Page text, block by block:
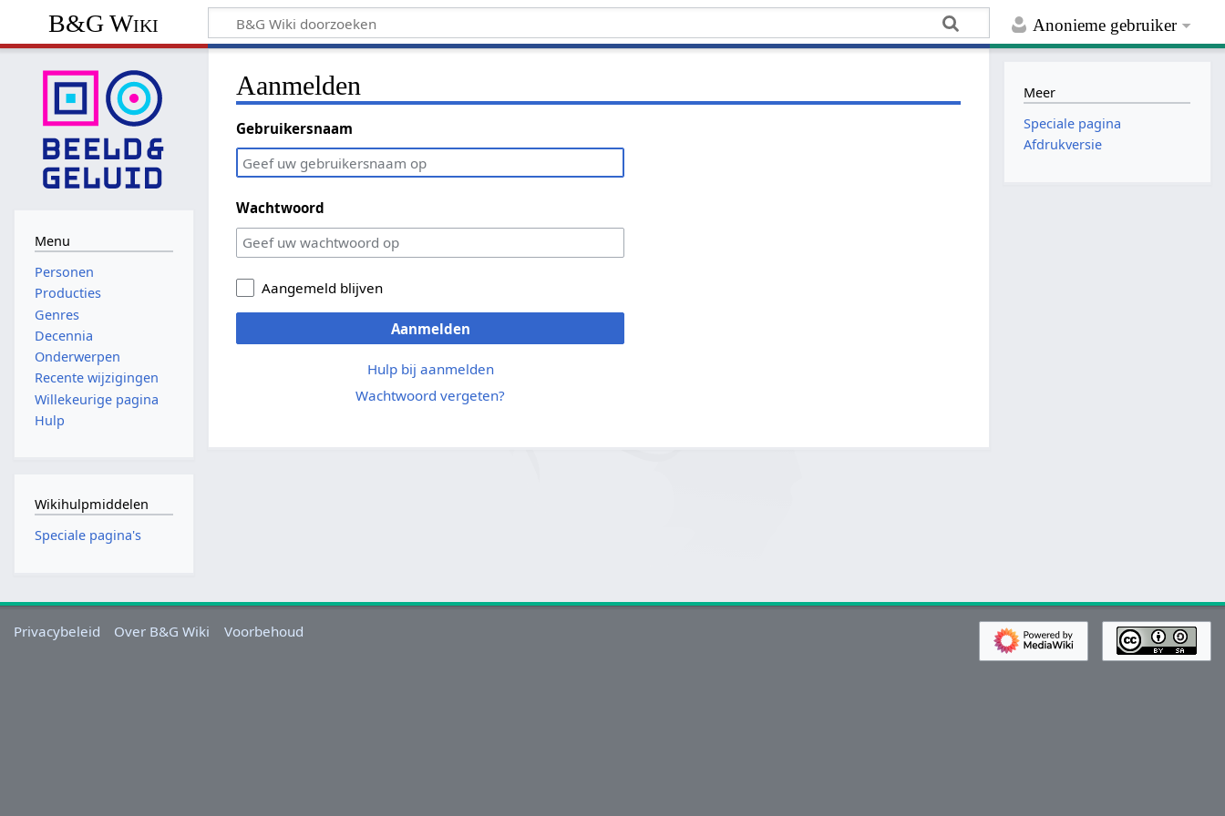
Anonieme gebruiker
B&G Wiki
Aanmelden
Gebruikersnaam
Wachtwoord
Aangemeld blijven
Aanmelden
Hulp bij aanmelden
Wachtwoord vergeten?
Menu
Personen
Producties
Genres
Decennia
Onderwerpen
Recente wijzigingen
Willekeurige pagina
Hulp
Wikihulpmiddelen
Speciale pagina's
Meer
Speciale pagina
Afdrukversie
Privacybeleid Over B&G Wiki Voorbehoud